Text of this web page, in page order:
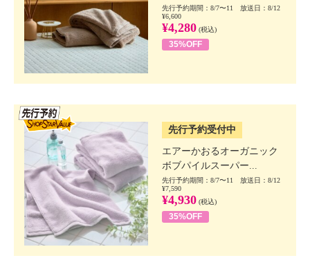
先行予約期間：8/7〜11 放送日：8/12
¥6,600
¥4,280 (税込)
35%OFF
先行予約受付中
エアーかおるオーガニック
ボブパイルスーパー...
先行予約期間：8/7〜11 放送日：8/12
¥7,590
¥4,930 (税込)
35%OFF